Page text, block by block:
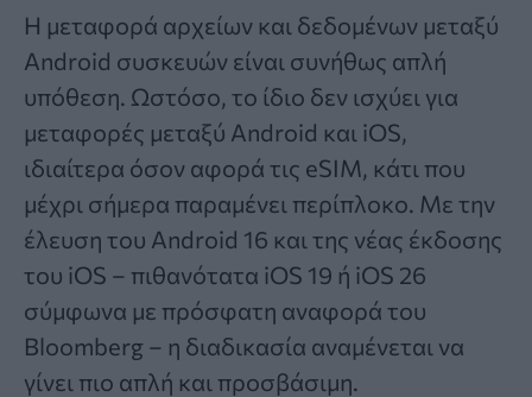
Η μεταφορά αρχείων και δεδομένων μεταξύ
Android συσκευών είναι συνήθως απλή
υπόθεση. Ωστόσο, το ίδιο δεν ισχύει για
μεταφορές μεταξύ Android και iOS,
ιδιαίτερα όσον αφορά τις eSIM, κάτι που
μέχρι σήμερα παραμένει περίπλοκο. Με την
έλευση του Android 16 και της νέας έκδοσης
του iOS – πιθανότατα iOS 19 ή iOS 26
σύμφωνα με πρόσφατη αναφορά του
Bloomberg – η διαδικασία αναμένεται να
γίνει πιο απλή και προσβάσιμη.